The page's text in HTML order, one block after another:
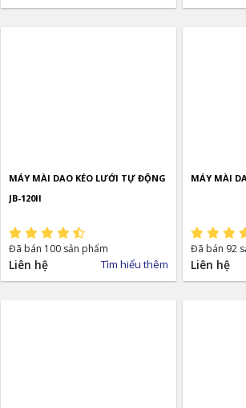
MÁY MÀI DAO KÉO LƯỚI TỰ ĐỘNG
JB-120II
Đã bán 100 sản phẩm
Liên hệ Tìm hiểu thêm
MÁY MÀI
Đã bán 92
Liên hệ